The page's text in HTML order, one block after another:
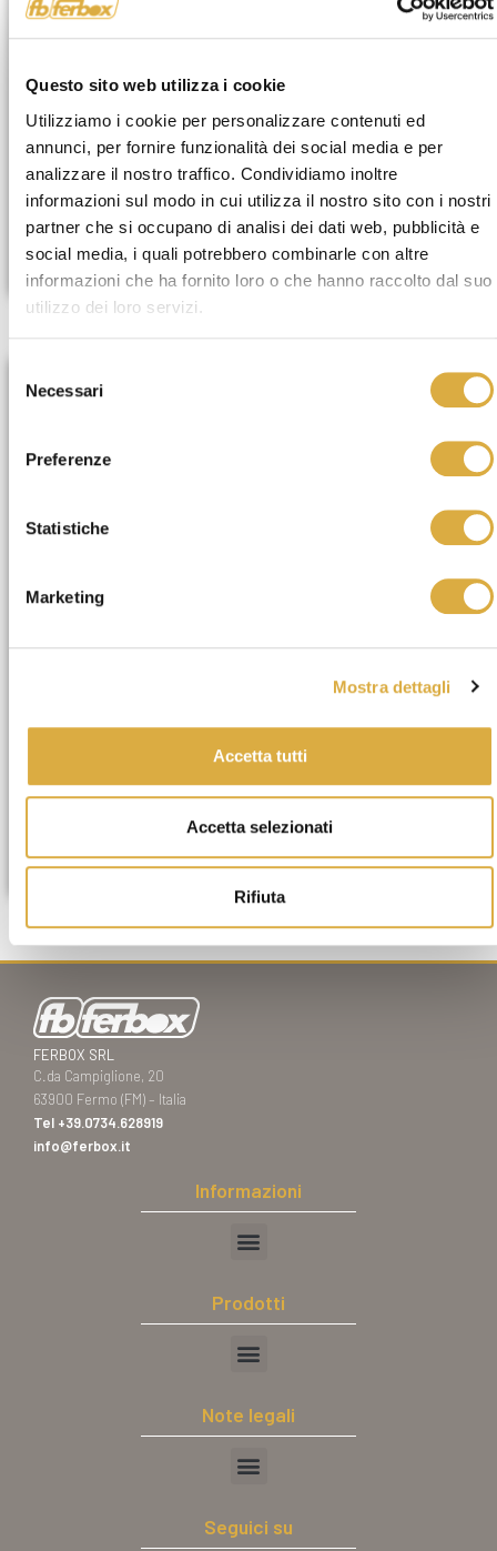
Questo sito web utilizza i cookie
Utilizziamo i cookie per personalizzare contenuti ed
annunci, per fornire funzionalità dei social media e per
analizzare il nostro traffico. Condividiamo inoltre
informazioni sul modo in cui utilizza il nostro sito con i nostri
partner che si occupano di analisi dei dati web, pubblicità e
social media, i quali potrebbero combinarle con altre
informazioni che ha fornito loro o che hanno raccolto dal suo
utilizzo dei loro servizi.
delNecessari
Preferenze
Statistiche
Marketing
Mostra dettagli
Accetta tutti
Accetta selezionati
Rifiuta
GEA
FERBOX SRL
C.da Campiglione, 20
63900 Fermo (FM) – Italia
Tel +39.0734.628919
info@ferbox.it
Informazioni
Prodotti
Note legali
Seguici su